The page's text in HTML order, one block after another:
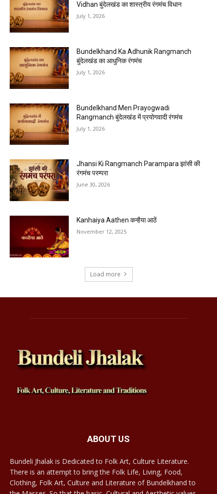
Vidhan बुंदेलखंड का शास्त्रीय रंगमंच विधान
July 1, 2026
Bundelkhand Ka Adhunik Rangmanch
बुंदेलखंड का आधुनिक रंगमंच
July 1, 2026
Bundelkhand Men Prayogwadi
Rangmanch बुंदेलखंड में प्रयोगवादी रंगमंच
July 1, 2026
Jhansi Ki Rangmanch Parampara झांसी की
रंगमंच परम्परा
June 30, 2026
Kanhaiya Aathen कन्हैया आठें
November 12, 2025
Load more
ABOUT US
Bundeli Jhalak is Dedicated to Folk Art, Culture Literature.
There is an attempt to bring the Folk Life, Living, Food,
Clothing, Folk Art, Culture and Literature of Bundelkhand to